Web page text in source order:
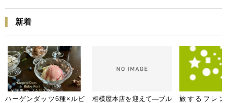
新着
ハーゲンダッツ6種×ルビ
相模屋本店を迎えて―ブル
旅するフレン